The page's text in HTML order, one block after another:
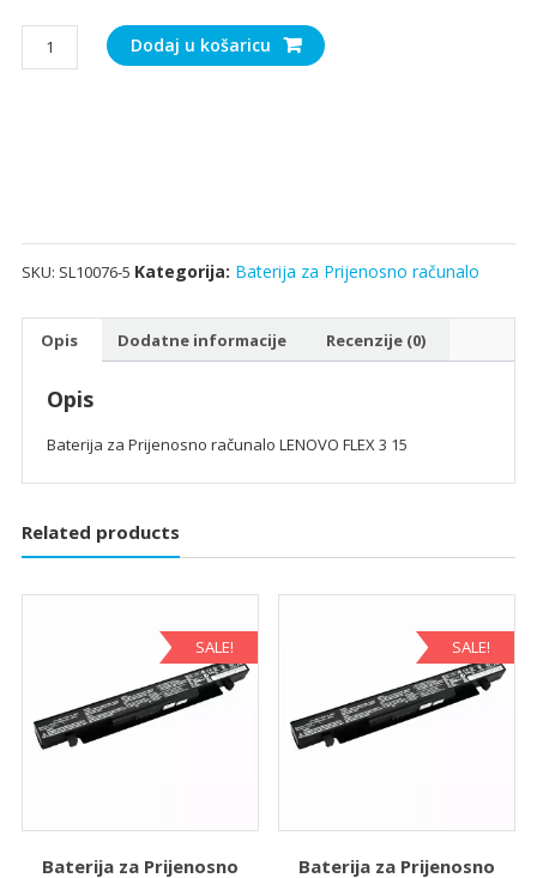
Baterija
za
Dodaj u košaricu
SKU: SL10076-5 Kategorija: Baterija za Prijenosno računalo
Opis Dodatne informacije Recenzije (0)
Opis
Baterija za Prijenosno računalo LENOVO FLEX 3 15
Related products
SALE!
Baterija za Prijenosno
SALE!
Baterija za Prijenosno